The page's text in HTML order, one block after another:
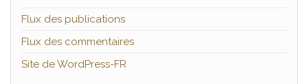
Flux des publications
Flux des commentaires
Site de WordPress-FR